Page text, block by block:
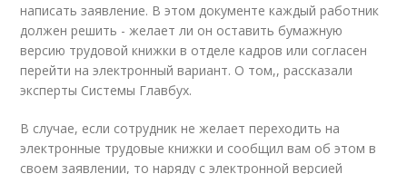
написать заявление. В этом документе каждый работник
должен решить - желает ли он оставить бумажную
версию трудовой книжки в отделе кадров или согласен
перейти на электронный вариант. О том,, рассказали
эксперты Системы Главбух.
В случае, если сотрудник не желает переходить на
электронные трудовые книжки и сообщил вам об этом в
своем заявлении, то наряду с электронной версией